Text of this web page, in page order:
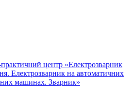
центр «Електрозварник
Електрозварник на автоматичних
машинах. Зварник»